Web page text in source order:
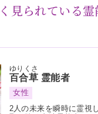
見られている霊
百合草
ゆりくさ
霊能者
女性
2人の未来を瞬時に霊視